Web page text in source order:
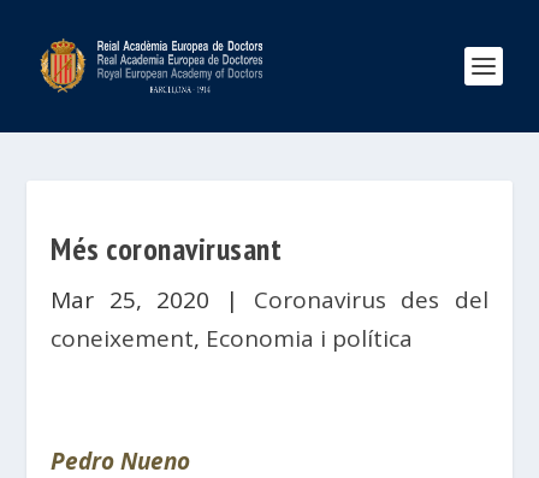
Més coronavirusant
Mar 25, 2020 | Coronavirus des del
coneixement, Economia i política
Pedro Nueno